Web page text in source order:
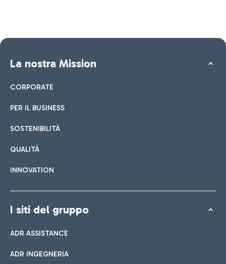
La nostra Mission
CORPORATE
PER IL BUSINESS
SOSTENIBILITÀ
QUALITÀ
INNOVATION
I siti del gruppo
ADR ASSISTANCE
ADR INGEGNERIA